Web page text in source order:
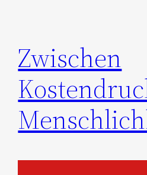
Zwischen